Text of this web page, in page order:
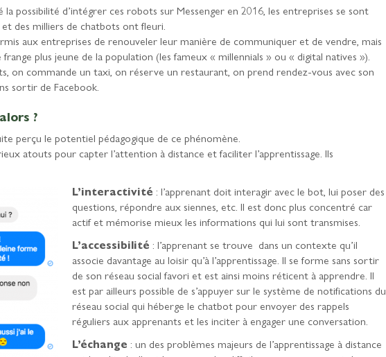
la possibilité d’intégrer ces robots sur Messenger en 2016, les entreprises se sont
des milliers de chatbots ont fleuri.
aux entreprises de renouveler leur manière de communiquer et de vendre, mais
plus jeune de la population (les fameux « millennials » ou « digital natives »).
on commande un taxi, on réserve un restaurant, on prend rendez-vous avec son
sortir de Facebook.
?
perçu le potentiel pédagogique de ce phénomène.
atouts pour capter l’attention à distance et faciliter l’apprentissage. Ils
L’interactivité : l’apprenant doit interagir avec le bot, lui poser des
questions, répondre aux siennes, etc. Il est donc plus concentré car
actif et mémorise mieux les informations qui lui sont transmises.
L’accessibilité : l’apprenant se trouve dans un contexte qu’il
associe davantage au loisir qu’à l’apprentissage. Il se forme sans sortir
de son réseau social favori et est ainsi moins réticent à apprendre. Il
est par ailleurs possible de s’appuyer sur le système de notifications du
réseau social qui héberge le chatbot pour envoyer des rappels
réguliers aux apprenants et les inciter à engager une conversation.
L’échange : un des problèmes majeurs de l’apprentissage à distance